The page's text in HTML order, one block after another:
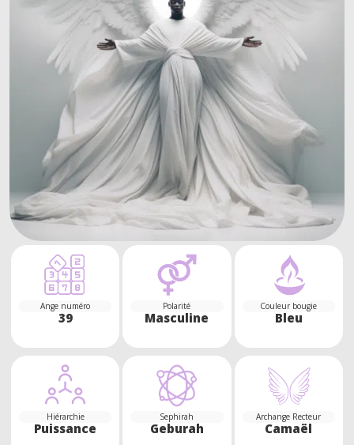
Ange numéro
39
Polarité
Masculine
Couleur bougie
Bleu
Hiérarchie
Puissance
Sephirah
Geburah
Archange Recteur
Camaël